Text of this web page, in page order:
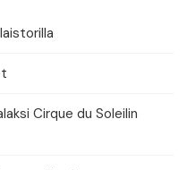
Cirque du Soleilin